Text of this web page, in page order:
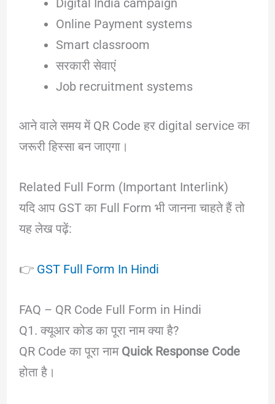
Online Payment systems
Smart classroom
सरकारी सेवाएं
Job recruitment systems
आने वाले समय में QR Code हर digital service का
जरूरी हिस्सा बन जाएगा।
Related Full Form (Important Interlink)
यदि आप GST का Full Form भी जानना चाहते हैं तो
यह लेख पढ़ें:
👉 GST Full Form In Hindi
FAQ – QR Code Full Form in Hindi
Q1. क्यूआर कोड का पूरा नाम क्या है?
QR Code का पूरा नाम Quick Response Code
होता है।